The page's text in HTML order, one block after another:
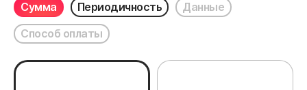
Сумма Периодичность
Данные
Способ оплаты